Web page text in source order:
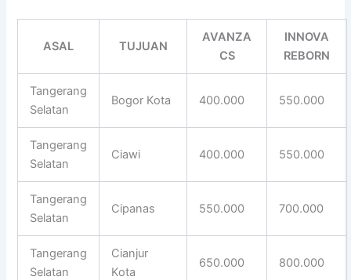
ASAL TUJUAN
AVANZA
CS
INNOVA
REBORN
Tangerang
Selatan
Bogor Kota 400.000 550.000
Tangerang
Selatan
Ciawi 400.000 550.000
Tangerang
Selatan
Cipanas 550.000 700.000
Tangerang
Selatan
Cianjur
Kota
650.000 800.000